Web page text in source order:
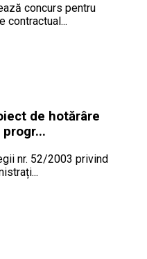
concurs pentru
contractual...
de hotărâre
nr. 52/2003 privind